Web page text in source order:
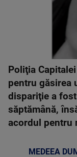
Poliţia
pentru găsirea
dispariţie a
săptămână,
acordul pentru
MEDEEA